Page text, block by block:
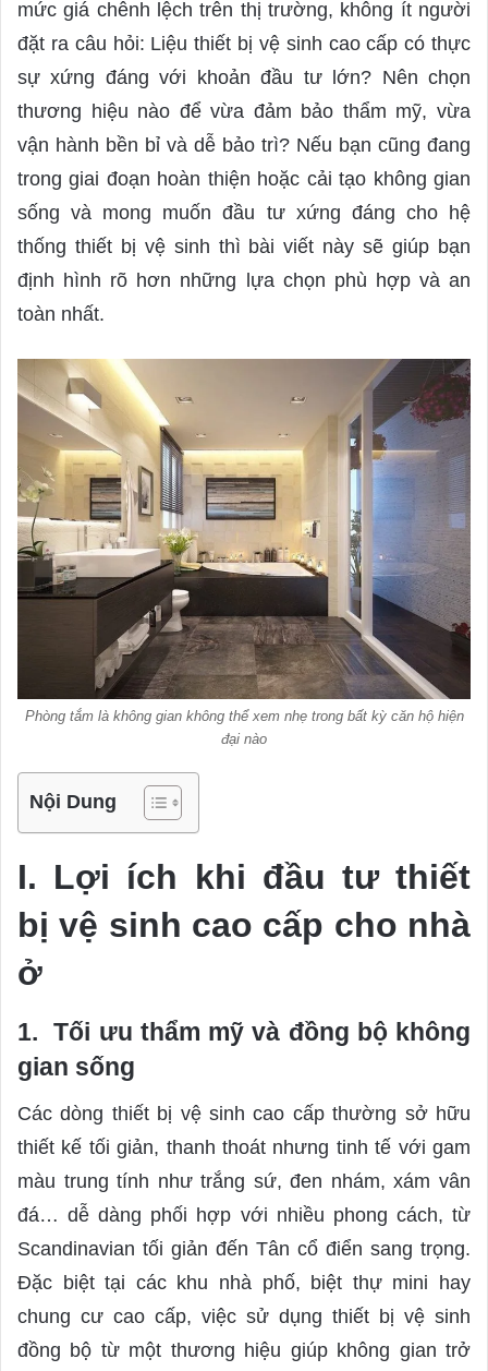
mức giá chênh lệch trên thị trường, không ít người
đặt ra câu hỏi: Liệu thiết bị vệ sinh cao cấp có thực
sự xứng đáng với khoản đầu tư lớn? Nên chọn
thương hiệu nào để vừa đảm bảo thẩm mỹ, vừa
vận hành bền bỉ và dễ bảo trì? Nếu bạn cũng đang
trong giai đoạn hoàn thiện hoặc cải tạo không gian
sống và mong muốn đầu tư xứng đáng cho hệ
thống thiết bị vệ sinh thì bài viết này sẽ giúp bạn
định hình rõ hơn những lựa chọn phù hợp và an
toàn nhất.
Phòng tắm là không gian không thể xem nhẹ trong bất kỳ căn hộ hiện
đại nào
Nội Dung
I. Lợi ích khi đầu tư thiết
bị vệ sinh cao cấp cho nhà
ở
1. Tối ưu thẩm mỹ và đồng bộ không
gian sống
Các dòng thiết bị vệ sinh cao cấp thường sở hữu
thiết kế tối giản, thanh thoát nhưng tinh tế với gam
màu trung tính như trắng sứ, đen nhám, xám vân
đá… dễ dàng phối hợp với nhiều phong cách, từ
Scandinavian tối giản đến Tân cổ điển sang trọng.
Đặc biệt tại các khu nhà phố, biệt thự mini hay
chung cư cao cấp, việc sử dụng thiết bị vệ sinh
đồng bộ từ một thương hiệu giúp không gian trở